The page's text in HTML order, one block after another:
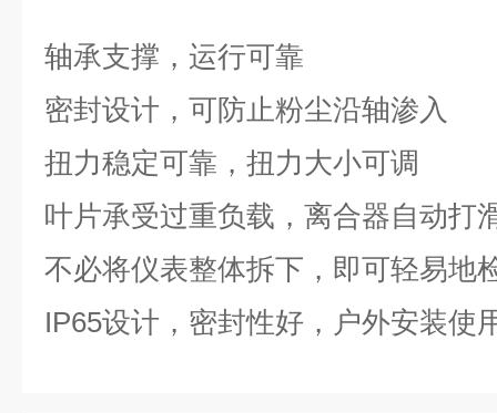
轴承支撑，运行可靠
密封设计，可防止粉尘沿轴渗入
扭力稳定可靠，扭力大小可调
叶片承受过重负载，离合器自动打
不必将仪表整体拆下，即可轻易地
IP65设计，密封性好，户外安装使